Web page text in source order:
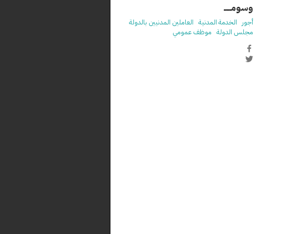
وسومـــــ
أجور الخدمة المدنية العاملين المدنيين بالدولة
مجلس الدولة موظف عمومي